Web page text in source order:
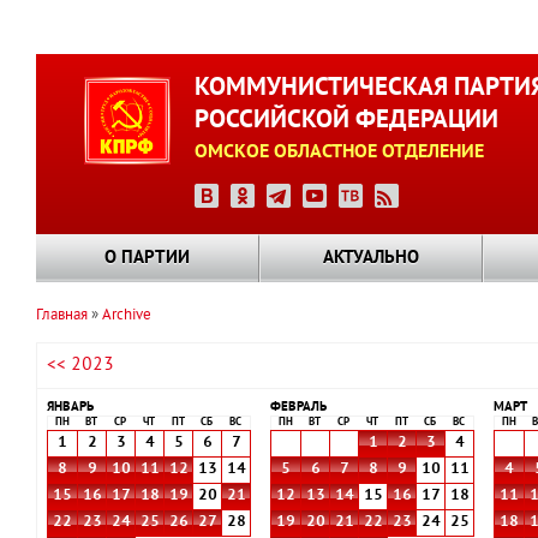
КОММУНИСТИЧЕСКАЯ
РОССИЙСКОЙ ФЕДЕРАЦИИ
ОМСКОЕ ОБЛАСТНОЕ ОТДЕЛЕНИЕ
О ПАРТИИ АКТУАЛЬНО
навигации
Главная Archive
<< 2023
ЯНВАРЬ
ПН ВТ СР ЧТ СБ ВС
1 2 3 4 5 6
7
8
9 10 11 12 13
14
15
16 17 18 19 20
21
22
23 24 25 26 27
28
ФЕВРАЛЬ
ПН ВТ СР ЧТ СБ ВС
1 2 3
4
5
6 7 8 9 10
11
12
13 14 15 16 17
18
19
20 21 22 23 24
25
МАРТ
ПН
4
11
18